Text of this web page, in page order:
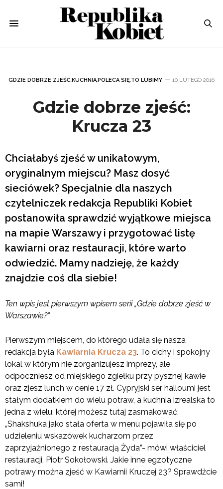
GDZIE DOBRZE ZJEŚĆ,KUCHNIA,POLECA SIĘ,TO LUBIMY 10 LUTEGO 2016
Gdzie dobrze zjeść:
Krucza 23
Chciałabyś zjeść w unikatowym,
oryginalnym miejscu? Masz dosyć
sieciówek? Specjalnie dla naszych
czytelniczek redakcja Republiki Kobiet
postanowiła sprawdzić wyjątkowe miejsca
na mapie Warszawy i przygotować listę
kawiarni oraz restauracji, które warto
odwiedzić. Mamy nadzieję, że każdy
znajdzie coś dla siebie!
Ten wpis jest pierwszym wpisem serii „Gdzie dobrze zjeść w
Warszawie?”
Pierwszym miejscem, do którego udała się nasza
redakcja była Kawiarnia Krucza 23. To cichy i spokojny
lokal w którym nie zorganizujesz imprezy, ale
odpoczniesz od miejskiego zgiełku przy pysznej kawie
oraz zjesz lunch w cenie 17 zł. Cypryjski ser halloumi jest
stałym dodatkiem do wielu potraw, a kuchnia izrealska to
jedna z wielu, której możesz tutaj zasmakować.
„Shakshuka jako stała oferta w menu pojawiła się po
udzieleniu wskazówek kucharzom przez
zaprzyjaźnionego z restauracją Żyda”- mówi właściciel
restauracji, Piotr Sokołowski. Jakie inne egzotyczne
potrawy można zjeść w Kawiarnii Kruczej 23? Sprawdźcie
sami!